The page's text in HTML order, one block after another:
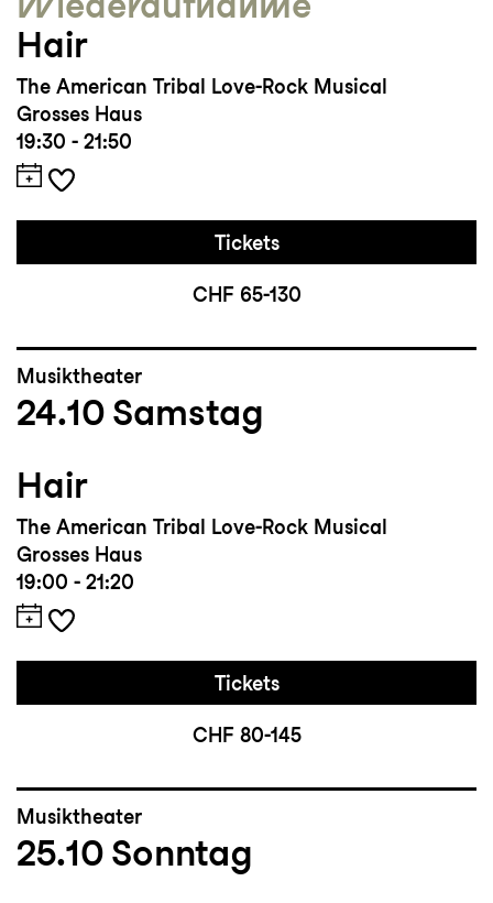
Hair
The American Tribal Love-Rock Musical
Grosses Haus
19:30 - 21:50
Tickets
CHF 65-130
Musiktheater
24.10 Samstag
Hair
The American Tribal Love-Rock Musical
Grosses Haus
19:00 - 21:20
Tickets
CHF 80-145
Musiktheater
25.10 Sonntag